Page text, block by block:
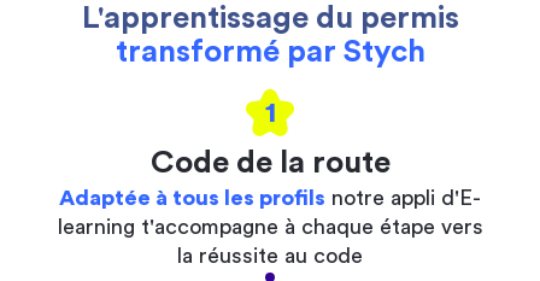
L'apprentissage du permis
transformé par Stych
1
Code de la route
Adaptée à tous les profils notre appli d'E-
learning t'accompagne à chaque étape vers
la réussite au code